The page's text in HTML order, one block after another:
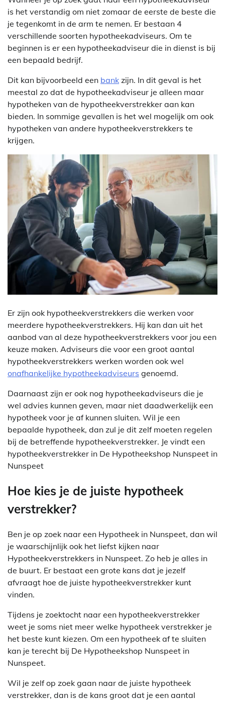
is het verstandig om niet zomaar de eerste de beste die
je tegenkomt in de arm te nemen. Er bestaan 4
verschillende soorten hypotheekadviseurs. Om te
beginnen is er een hypotheekadviseur die in dienst is bij
een bepaald bedrijf.
Dit kan bijvoorbeeld een bank zijn. In dit geval is het
meestal zo dat de hypotheekadviseur je alleen maar
hypotheken van de hypotheekverstrekker aan kan
bieden. In sommige gevallen is het wel mogelijk om ook
hypotheken van andere hypotheekverstrekkers te
krijgen.
Er zijn ook hypotheekverstrekkers die werken voor
meerdere hypotheekverstrekkers. Hij kan dan uit het
aanbod van al deze hypotheekverstrekkers voor jou een
keuze maken. Adviseurs die voor een groot aantal
hypotheekverstrekkers werken worden ook wel
onafhankelijke hypotheekadviseurs genoemd.
Daarnaast zijn er ook nog hypotheekadviseurs die je
wel advies kunnen geven, maar niet daadwerkelijk een
hypotheek voor je af kunnen sluiten. Wil je een
bepaalde hypotheek, dan zul je dit zelf moeten regelen
bij de betreffende hypotheekverstrekker. Je vindt een
hypotheekverstrekker in De Hypotheekshop Nunspeet in
Nunspeet
Hoe kies je de juiste hypotheek
verstrekker?
Ben je op zoek naar een Hypotheek in Nunspeet, dan wil
je waarschijnlijk ook het liefst kijken naar
Hypotheekverstrekkers in Nunspeet. Zo heb je alles in
de buurt. Er bestaat een grote kans dat je jezelf
afvraagt hoe de juiste hypotheekverstrekker kunt
vinden.
Tijdens je zoektocht naar een hypotheekverstrekker
weet je soms niet meer welke hypotheek verstrekker je
het beste kunt kiezen. Om een hypotheek af te sluiten
kan je terecht bij De Hypotheekshop Nunspeet in
Nunspeet.
Wil je zelf op zoek gaan naar de juiste hypotheek
verstrekker, dan is de kans groot dat je een aantal